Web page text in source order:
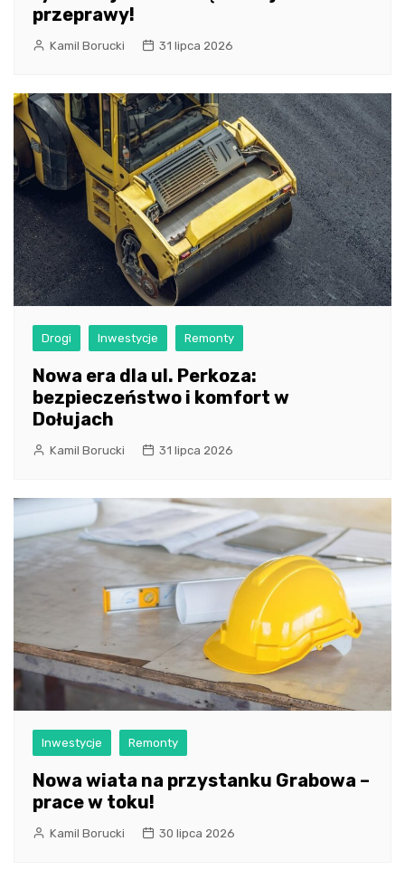
przeprawy!
Kamil Borucki 31 lipca 2026
Drogi Inwestycje Remonty
Nowa era dla ul. Perkoza:
bezpieczeństwo i komfort w
Dołujach
Kamil Borucki 31 lipca 2026
Inwestycje Remonty
Nowa wiata na przystanku Grabowa –
prace w toku!
Kamil Borucki 30 lipca 2026